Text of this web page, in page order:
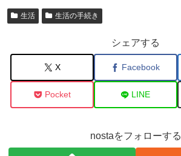
生活 生活の手続き
シェアする
X Facebook
Pocket LINE
nostaをフォローする